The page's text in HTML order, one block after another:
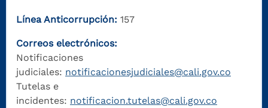
Línea Anticorrupción: 157
Correos electrónicos:
Notificaciones
judiciales: notificacionesjudiciales@cali.gov.co
Tutelas e
incidentes: notificacion.tutelas@cali.gov.co